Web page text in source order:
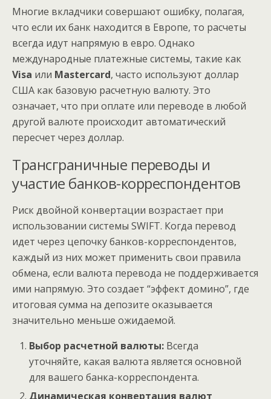
Многие вкладчики совершают ошибку, полагая,
что если их банк находится в Европе, то расчеты
всегда идут напрямую в евро. Однако
международные платежные системы, такие как
Visa или Mastercard, часто используют доллар
США как базовую расчетную валюту. Это
означает, что при оплате или переводе в любой
другой валюте происходит автоматический
пересчет через доллар.
Трансграничные переводы и
участие банков-корреспондентов
Риск двойной конвертации возрастает при
использовании системы SWIFT. Когда перевод
идет через цепочку банков-корреспондентов,
каждый из них может применить свои правила
обмена, если валюта перевода не поддерживается
ими напрямую. Это создает “эффект домино”, где
итоговая сумма на депозите оказывается
значительно меньше ожидаемой.
Выбор расчетной валюты: Всегда
уточняйте, какая валюта является основной
для вашего банка-корреспондента.
Динамическая конвертация валют